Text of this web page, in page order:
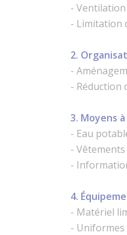
-
- Limitation
2.
-
- Réduction
3. Moyens
- Eau
-
-
4.
- Matériel
-